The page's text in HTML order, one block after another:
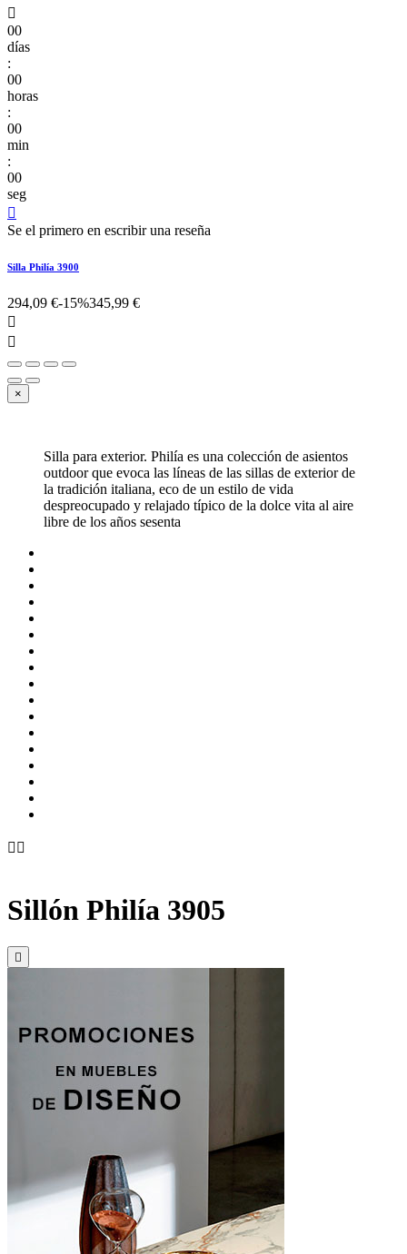

00
días
:
00
horas
:
00
min
:
00
seg

Se el primero en escribir una reseña
Silla Philía 3900
294,09 €-15%345,99 €


×
Silla para exterior. Philía es una colección de asientos
outdoor que evoca las líneas de las sillas de exterior de
la tradición italiana, eco de un estilo de vida
despreocupado y relajado típico de la dolce vita al aire
libre de los años sesenta
 
Sillón Philía 3905
